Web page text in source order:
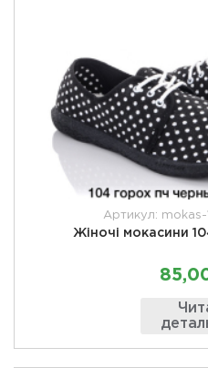
Артикул:
Жіночі мокасини